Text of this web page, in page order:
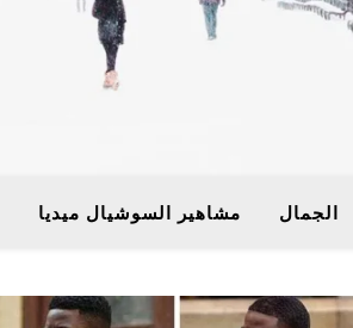
الجمال مشاهير السوشيال ميديا